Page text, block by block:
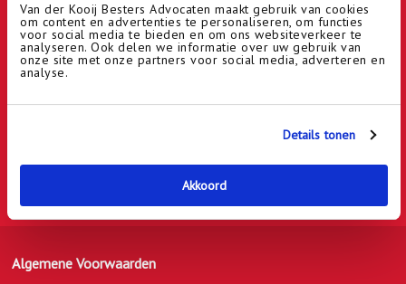
Van der Kooij Besters Advocaten maakt gebruik van cookies
om content en advertenties te personaliseren, om functies
voor social media te bieden en om ons websiteverkeer te
analyseren. Ook delen we informatie over uw gebruik van
onze site met onze partners voor social media, adverteren en
analyse.
Details tonen
Akkoord
Adres
Kantoor Amsterdam:
1082 GG Amsterdam
Algemene Voorwaarden